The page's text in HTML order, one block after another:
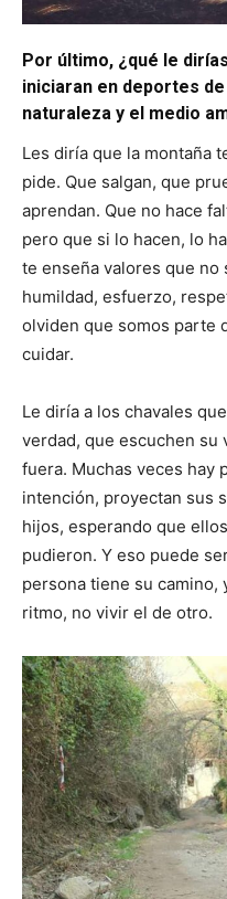
Por último, ¿qué le
iniciaran en deportes
naturaleza y el medio
Les diría que la montaña
pide. Que salgan, que
aprendan. Que no hace
pero que si lo hacen, lo
te enseña valores que no
humildad, esfuerzo,
olviden que somos parte
cuidar.
Le diría a los chavales
verdad, que escuchen su
fuera. Muchas veces hay
intención, proyectan sus
hijos, esperando que
pudieron. Y eso puede
persona tiene su
ritmo, no vivir el de otro.